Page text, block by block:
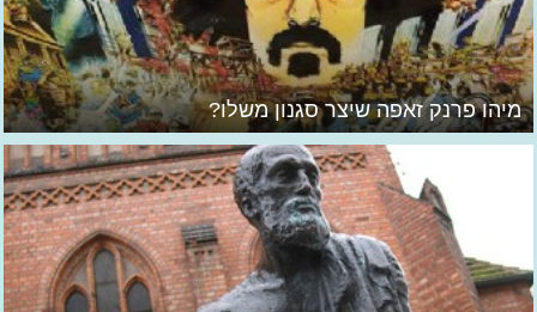
מיהו פרנק זאפה שיצר סגנון משלו?